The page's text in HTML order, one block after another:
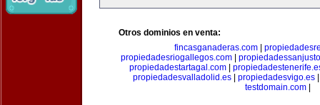
Otros dominios en venta:
fincasganaderas.com|
propiedadesriogallegos.com|
propiedadestartagal.com|
propiedadesvalladolid.es
propiedadesvigo.es
testdomain.com